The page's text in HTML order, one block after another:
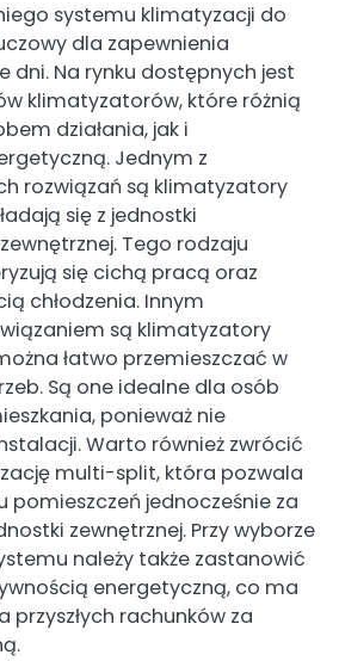
systemu klimatyzacji do
dla zapewnienia
dni. Na rynku dostępnych jest
klimatyzatorów, które różnią
działania, jak i
Jednym z
rozwiązań są klimatyzatory
się z jednostki
Tego rodzaju
się cichą pracą oraz
chłodzenia. Innym
są klimatyzatory
łatwo przemieszczać w
Są one idealne dla osób
ponieważ nie
Warto również zwrócić
multi-split, która pozwala
pomieszczeń jednocześnie za
zewnętrznej. Przy wyborze
należy także zastanowić
energetyczną, co ma
przyszłych rachunków za